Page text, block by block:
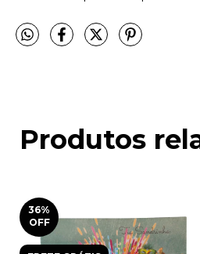
Produtos
36%
OFF